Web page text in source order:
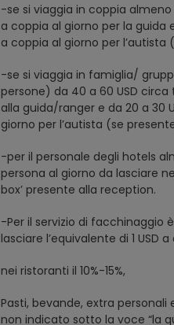
-se si viaggia in coppia almeno
a coppia al giorno per la guida
a coppia al giorno per l’autista
-se si viaggia in famiglia/
persone) da 40 a 60 USD circa
alla guida/ranger e da 20 a 30
giorno per l’autista (se
-per il personale degli hotels
persona al giorno da lasciare
box’ presente alla reception.
-Per il servizio di facchinaggio
lasciare l’equivalente di 1 USD a
nei ristoranti il 10%-15%,
Pasti, bevande, extra
non indicato sotto la voce “la